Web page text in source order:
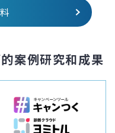
案例研究和成果